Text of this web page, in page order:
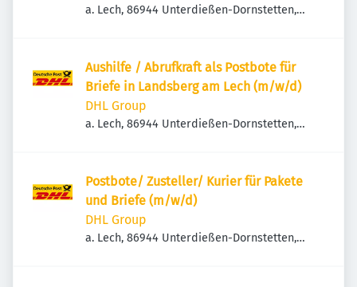
a. Lech, 86944 Unterdießen-Dornstetten,
Aushilfe / Abrufkraft als Postbote für
Briefe in Landsberg am Lech (m/w/d)
DHL Group
a. Lech, 86944 Unterdießen-Dornstetten,
Postbote/ Zusteller/ Kurier für Pakete
und Briefe (m/w/d)
DHL Group
a. Lech, 86944 Unterdießen-Dornstetten,